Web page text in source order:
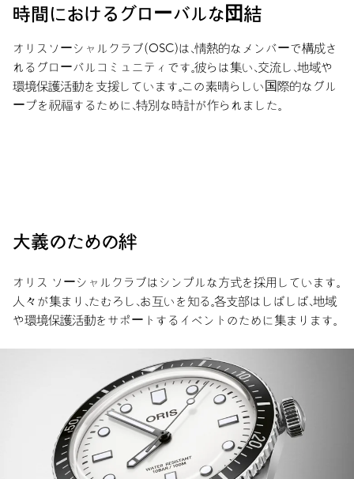
時間におけるグローバルな団結
オリスソーシャルクラブ（OSC）は、情熱的なメンバーで構成さ
れるグローバルコミュニティです。彼らは集い、交流し、地域や
環境保護活動を支援しています。この素晴らしい国際的なグル
ープを祝福するために、特別な時計が作られました。
大義のための絆
オリス ソーシャルクラブはシンプルな方式を採用しています。
人々が集まり、たむろし、お互いを知る。各支部はしばしば、地域
や環境保護活動をサポートするイベントのために集まります。